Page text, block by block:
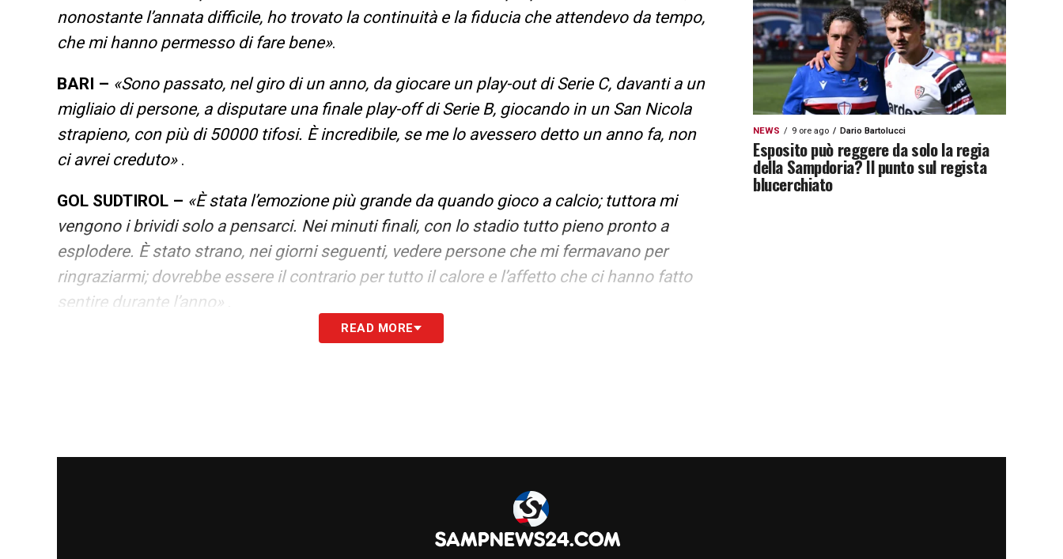
nonostante l’annata difficile, ho trovato la continuità e la fiducia che attendevo da tempo,
che mi hanno permesso di fare bene».
BARI – «Sono passato, nel giro di un anno, da giocare un play-out di Serie C, davanti a un
migliaio di persone, a disputare una finale play-off di Serie B, giocando in un San Nicola
strapieno, con più di 50000 tifosi. È incredibile, se me lo avessero detto un anno fa, non
ci avrei creduto».
GOL SUDTIROL – «È stata l’emozione più grande da quando gioco a calcio; tuttora mi
vengono i brividi solo a pensarci. Nei minuti finali, con lo stadio tutto pieno pronto a
esplodere. È stato strano, nei giorni seguenti, vedere persone che mi fermavano per
ringraziarmi; dovrebbe essere il contrario per tutto il calore e l’affetto che ci hanno fatto
sentire durante l’anno»
READ MORE
NEWS 9 ore ago Dario Bartolucci
Esposito può reggere da solo la regia
della Sampdoria? Il punto sul regista
blucerchiato